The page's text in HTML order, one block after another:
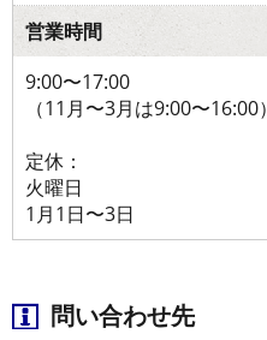
営業時間
9:00〜17:00
（11月〜3月は9:00〜16:00）
定休：
火曜日
1月1日〜3日
問い合わせ先